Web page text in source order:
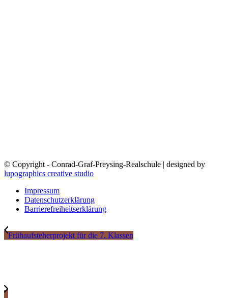
© Copyright - Conrad-Graf-Preysing-Realschule | designed by
lupographics creative studio
Impressum
Datenschutzerklärung
Barrierefreiheitserklärung
Frühaufsteherprojekt für die 7. Klassen